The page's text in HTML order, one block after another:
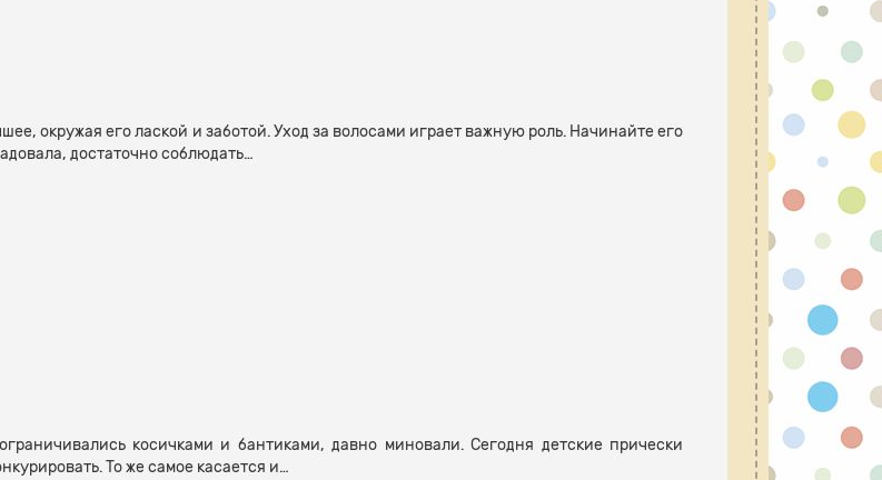
окружая его лаской и заботой. Уход за волосами играет важную роль. Начинайте его
достаточно соблюдать…
косичками и бантиками, давно миновали. Сегодня детские прически
То же самое касается и…